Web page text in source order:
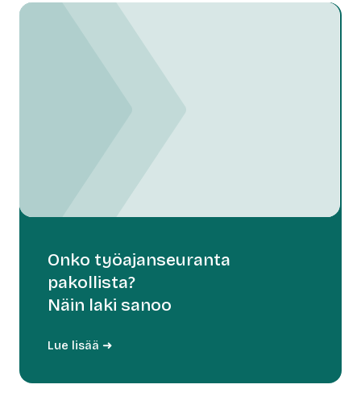
Onko työajanseuranta
pakollista?
Näin laki sanoo
Lue lisää ➜